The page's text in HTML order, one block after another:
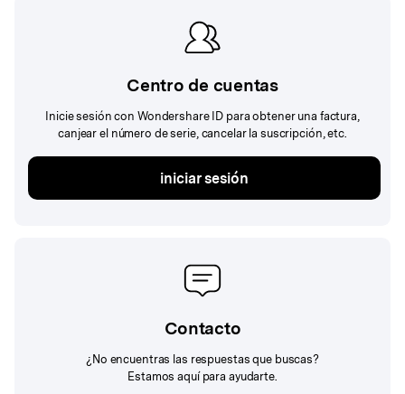
Centro de cuentas
Inicie sesión con Wondershare ID para obtener una factura,
canjear el número de serie, cancelar la suscripción, etc.
iniciar sesión
Contacto
¿No encuentras las respuestas que buscas?
Estamos aquí para ayudarte.